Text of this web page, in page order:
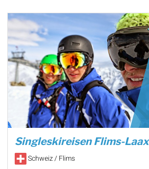
Singleskireisen Flims-Laax
Schweiz / Flims